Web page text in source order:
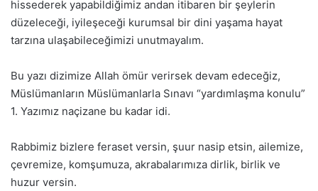
hissederek yapabildiğimiz andan itibaren bir şeylerin
düzeleceği, iyileşeceği kurumsal bir dini yaşama hayat
tarzına ulaşabileceğimizi unutmayalım.
Bu yazı dizimize Allah ömür verirsek devam edeceğiz,
Müslümanların Müslümanlarla Sınavı “yardımlaşma konulu”
1. Yazımız naçizane bu kadar idi.
Rabbimiz bizlere feraset versin, şuur nasip etsin, ailemize,
çevremize, komşumuza, akrabalarımıza dirlik, birlik ve
huzur versin.